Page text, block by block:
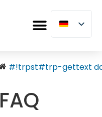
#!trpst#trp-gettext
FAQ